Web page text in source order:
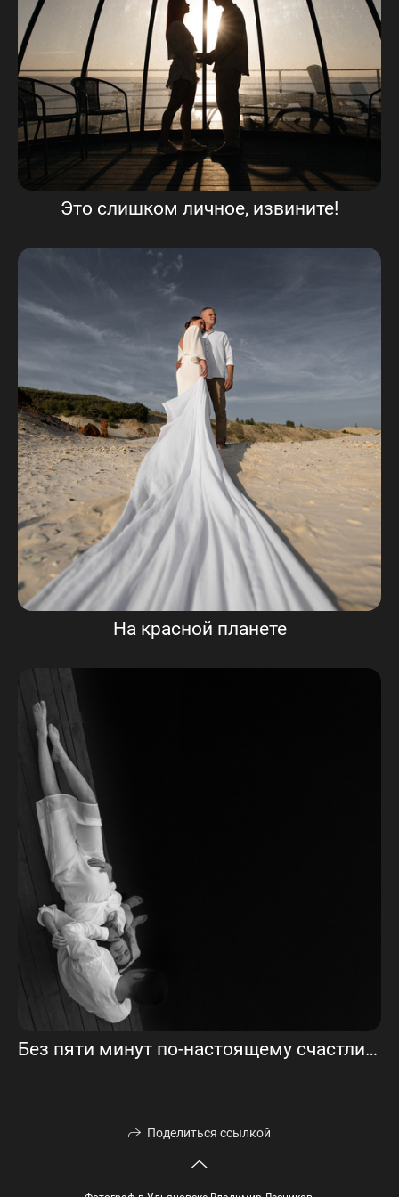
Это слишком личное, извините!
На красной планете
Без пяти минут по-настоящему счастливые
Поделиться ссылкой